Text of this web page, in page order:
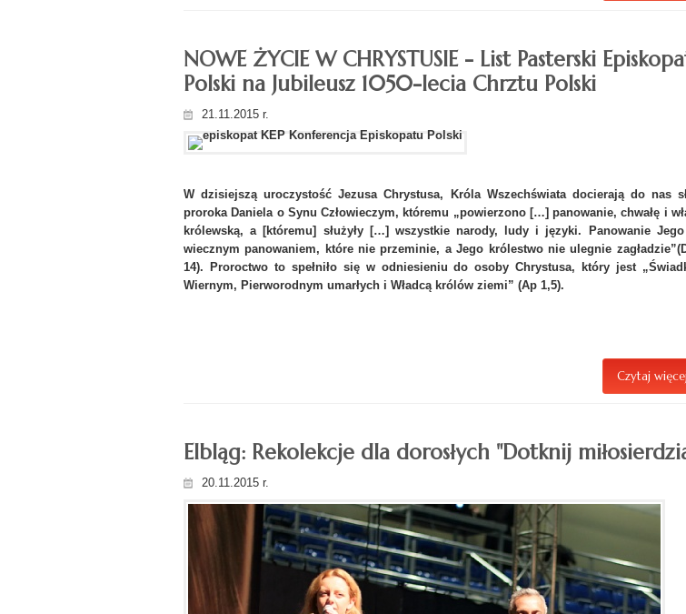
NOWE ŻYCIE W CHRYSTUSIE - List Pasterski
Polski na Jubileusz 1050-lecia Chrztu Polski
21.11.2015 r.
W dzisiejszą uroczystość Jezusa Chrystusa, Króla Wszechświata docierają do nas
proroka Daniela o Synu Człowieczym, któremu „powierzono […] panowanie, chwałę i
królewską, a [któremu] służyły […] wszystkie narody, ludy i języki. Panowanie
wiecznym panowaniem, które nie przeminie, a Jego królestwo nie ulegnie
14). Proroctwo to spełniło się w odniesieniu do osoby Chrystusa, który jest
Wiernym, Pierworodnym umarłych i Władcą królów ziemi” (Ap 1,5).
Czytaj
Elbląg: Rekolekcje dla dorosłych "Dotknij
20.11.2015 r.